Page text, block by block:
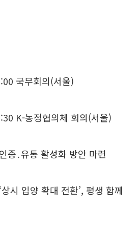
국무회의(서울)
K-농정협의체 회의(서울)
증․유통 활성화 방안 마련
시 입양 확대 전환’, 평생 함께